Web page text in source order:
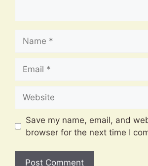
Save my name, email, and
browser for the next time I